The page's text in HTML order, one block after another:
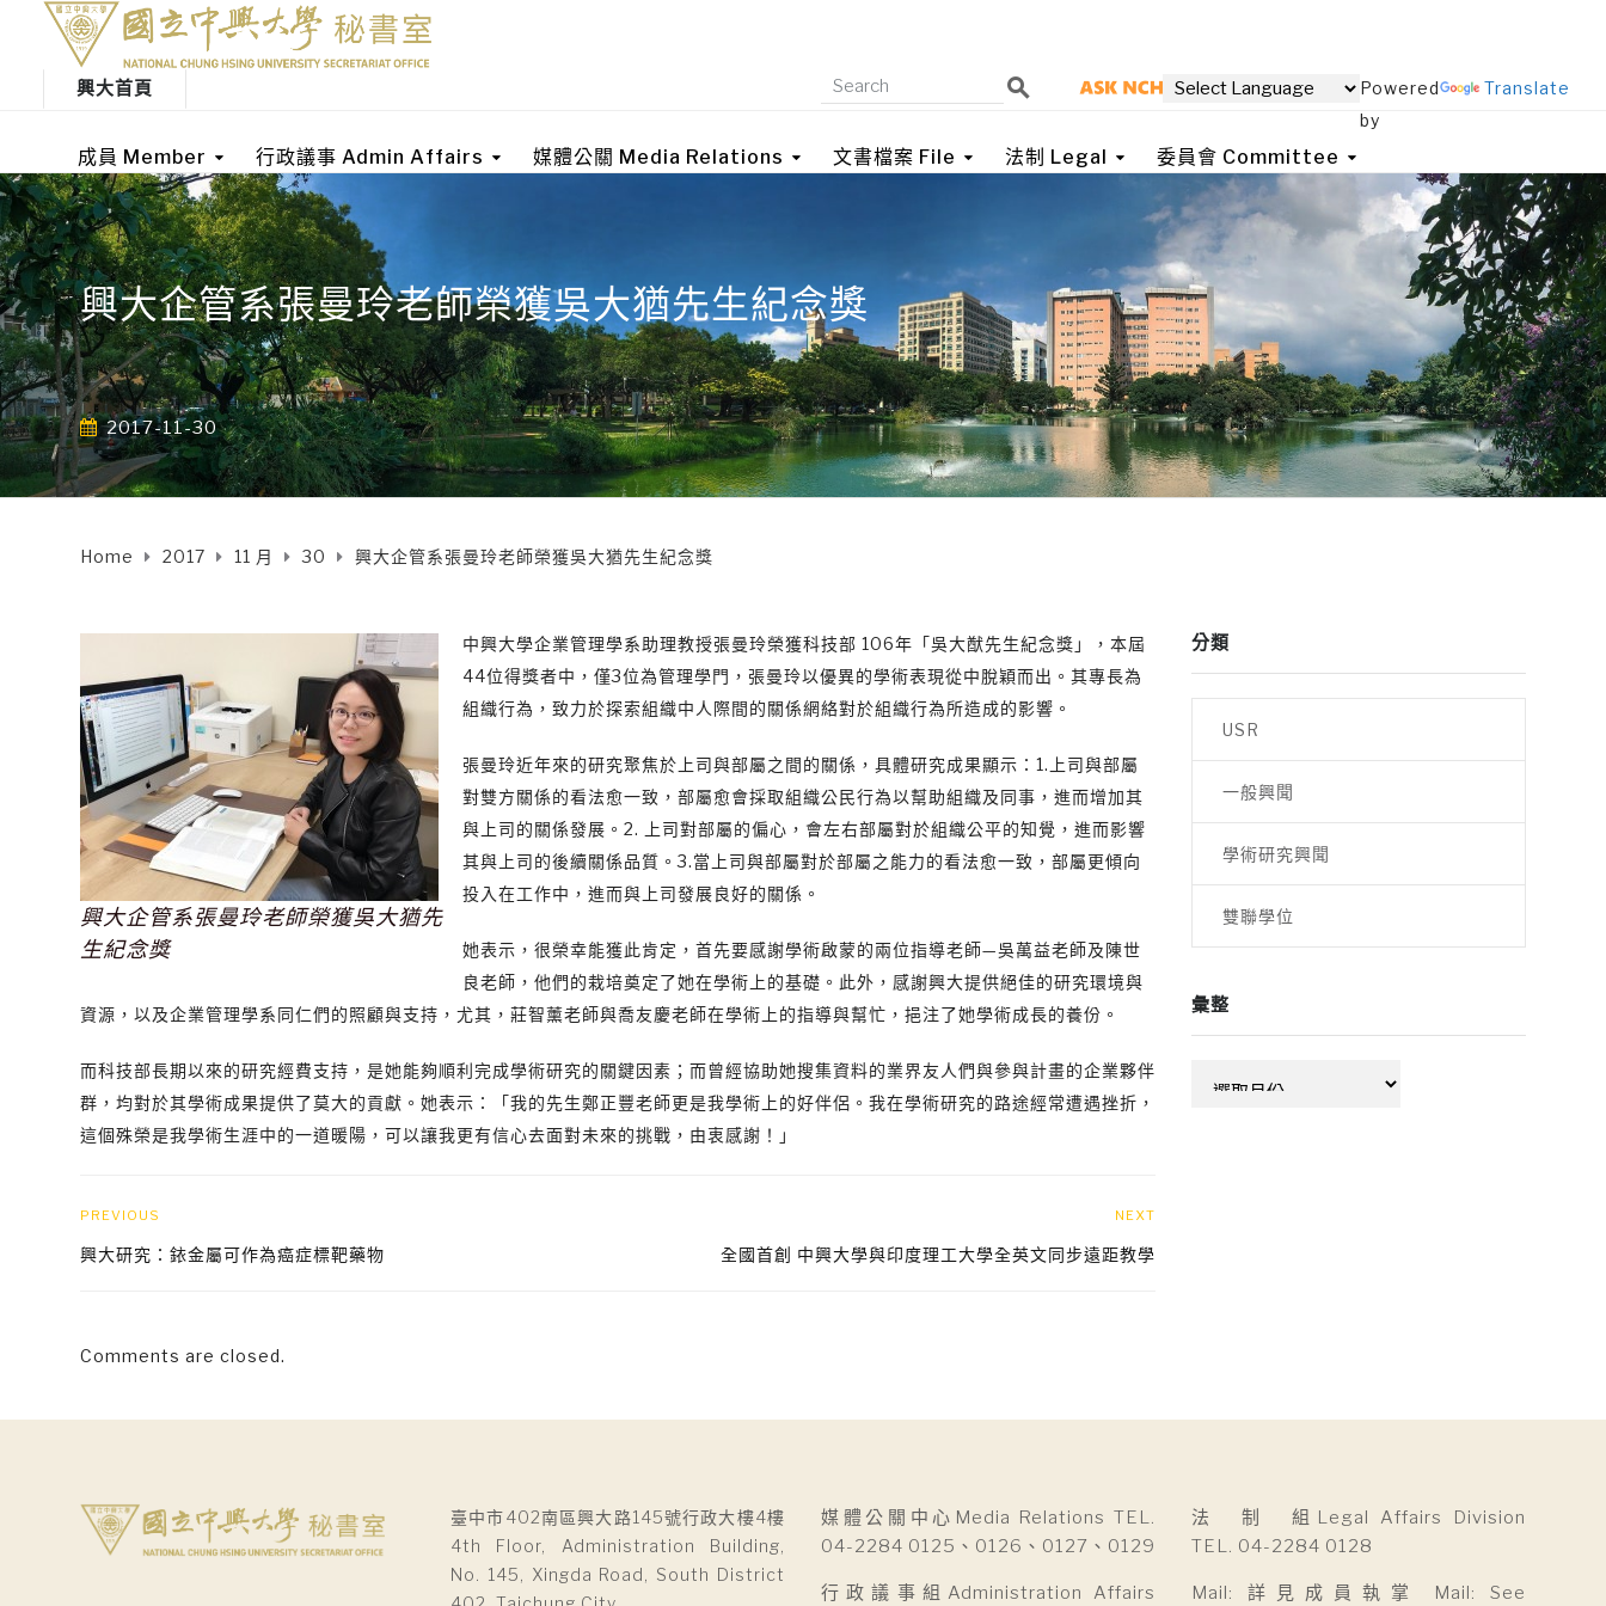
興大首頁
Powered
by
Translate
成員 Member 行政議事 Admin Affairs 媒體公關 Media Relations 文書檔案 File 法制 Legal 委員會 Committee
興大企管系張曼玲老師榮獲吳大猶先生紀念獎
2017-11-30
Home 2017 11 月 30 興大企管系張曼玲老師榮獲吳大猶先生紀念獎
興大企管系張曼玲老師榮獲吳大猶先
生紀念獎
中興大學企業管理學系助理教授張曼玲榮獲科技部 106年「吳大猷先生紀念獎」，本屆
44位得獎者中，僅3位為管理學門，張曼玲以優異的學術表現從中脫穎而出。其專長為
組織行為，致力於探索組織中人際間的關係網絡對於組織行為所造成的影響。
張曼玲近年來的研究聚焦於上司與部屬之間的關係，具體研究成果顯示：1.上司與部屬
對雙方關係的看法愈一致，部屬愈會採取組織公民行為以幫助組織及同事，進而增加其
與上司的關係發展。2. 上司對部屬的偏心，會左右部屬對於組織公平的知覺，進而影響
其與上司的後續關係品質。3.當上司與部屬對於部屬之能力的看法愈一致，部屬更傾向
投入在工作中，進而與上司發展良好的關係。
她表示，很榮幸能獲此肯定，首先要感謝學術啟蒙的兩位指導老師—吳萬益老師及陳世
良老師，他們的栽培奠定了她在學術上的基礎。此外，感謝興大提供絕佳的研究環境與
資源，以及企業管理學系同仁們的照顧與支持，尤其，莊智薰老師與喬友慶老師在學術上的指導與幫忙，挹注了她學術成長的養份。
而科技部長期以來的研究經費支持，是她能夠順利完成學術研究的關鍵因素；而曾經協助她搜集資料的業界友人們與參與計畫的企業夥伴
群，均對於其學術成果提供了莫大的貢獻。她表示：「我的先生鄭正豐老師更是我學術上的好伴侶。我在學術研究的路途經常遭遇挫折，
這個殊榮是我學術生涯中的一道暖陽，可以讓我更有信心去面對未來的挑戰，由衷感謝！」
PREVIOUS
興大研究：銥金屬可作為癌症標靶藥物
NEXT
全國首創 中興大學與印度理工大學全英文同步遠距教學
Comments are closed.
分類
USR
一般興聞
學術研究興聞
雙聯學位
彙整
臺中市402南區興大路145號行政大樓4樓
4th Floor, Administration Building,
No. 145, Xingda Road, South District
媒體公關中心Media Relations TEL.
04-2284 0125、0126、0127、0129
行政議事組Administration Affairs
法 制 組Legal Affairs Division
TEL. 04-2284 0128
Mail: 詳見成員執掌 Mail: See